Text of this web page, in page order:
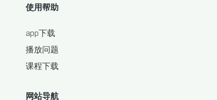
教学效率。同时，课程还配备了一系列教学视频，适
分钟，确保学生能够在有限的时间内高效学习。课后
作业布置适量，既不会增加学生负担，又能巩固所学
使用帮助
app下载
播放问题
课程下载
网站导航